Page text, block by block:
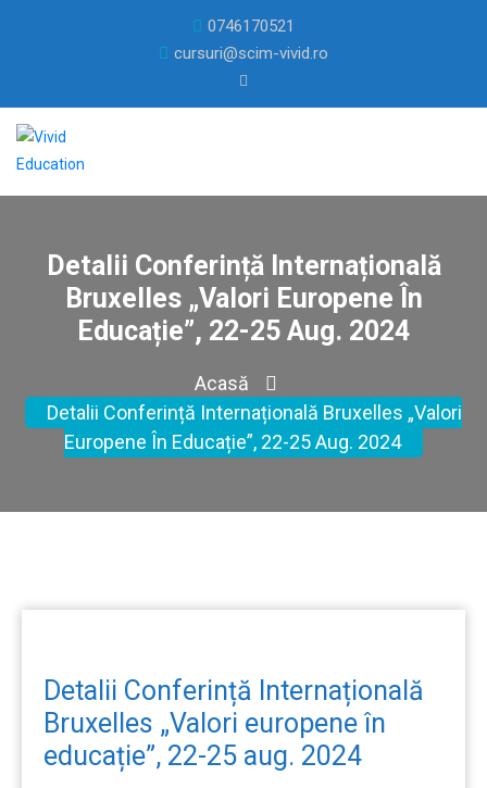
0746170521
cursuri@scim-vivid.ro
Detalii Conferință Internațională
Bruxelles „Valori Europene În
Educație”, 22-25 Aug. 2024
Acasă
Detalii Conferință Internațională Bruxelles „Valori
Europene În Educație”, 22-25 Aug. 2024
Detalii Conferință Internațională
Bruxelles „Valori europene în
educație”, 22-25 aug. 2024